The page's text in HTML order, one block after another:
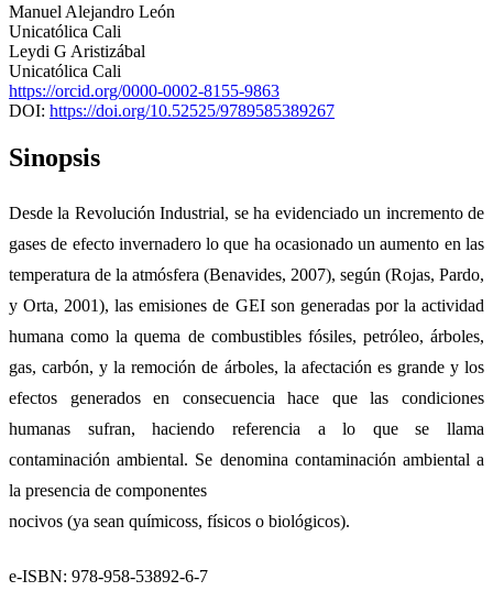
Manuel Alejandro León
Unicatólica Cali
Leydi G Aristizábal
Unicatólica Cali
https://orcid.org/0000-0002-8155-9863
DOI: https://doi.org/10.52525/9789585389267
Sinopsis
Desde la Revolución Industrial, se ha evidenciado un incremento de
gases de efecto invernadero lo que ha ocasionado un aumento en las
temperatura de la atmósfera (Benavides, 2007), según (Rojas, Pardo,
y Orta, 2001), las emisiones de GEI son generadas por la actividad
humana como la quema de combustibles fósiles, petróleo, árboles,
gas, carbón, y la remoción de árboles, la afectación es grande y los
efectos generados en consecuencia hace que las condiciones
humanas sufran, haciendo referencia a lo que se llama
contaminación ambiental. Se denomina contaminación ambiental a
la presencia de componentes
nocivos (ya sean químicoss, físicos o biológicos).
e-ISBN: 978-958-53892-6-7